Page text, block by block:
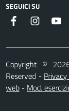
SEGUICI SU
Facebook Instagram
Copyright ©
Reserved -
web - Mod.